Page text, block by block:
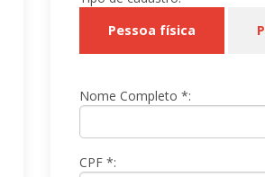
Pessoa física
Nome Completo *:
CPF *: